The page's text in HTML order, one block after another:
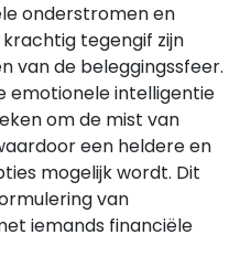
onderstromen en
tegengif zijn
van de beleggingssfeer.
emotionele intelligentie
om de mist van
een heldere en
mogelijk wordt. Dit
van
iemands financiële